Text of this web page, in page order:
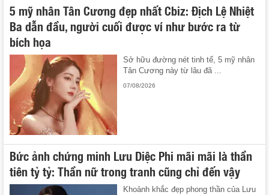
5 mỹ nhân Tân Cương đẹp nhất Cbiz: Địch Lệ Nhiệt
Ba dẫn đầu, người cuối được ví như bước ra từ
bích họa
Sở hữu đường nét tinh tế, 5 mỹ nhân
Tân Cương này từ lâu đã ...
07/08/2026
Bức ảnh chứng minh Lưu Diệc Phi mãi mãi là thần
tiên tỷ tỷ: Thần nữ trong tranh cũng chỉ đến vậy
Khoảnh khắc đẹp phong thần của Lưu